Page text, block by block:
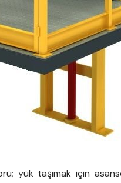
yük taşımak için